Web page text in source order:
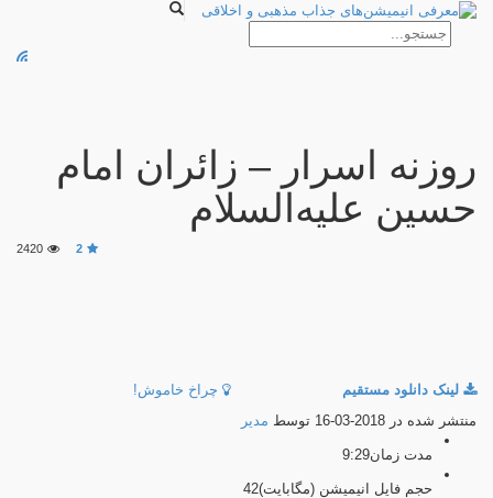
روزنه اسرار – زائران امام
حسین علیه‌السلام
2420 2
ویدیو
لینک دانلود مستقیم
چراخ خاموش!
منتشر شده در 2018-03-16 توسط
مدیر
مدت زمان9:29
حجم فایل انیمیشن (مگابایت)42